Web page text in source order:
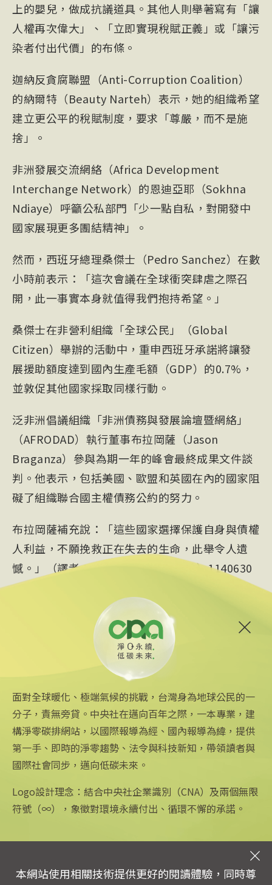
上的嬰兒，做成抗議道具。其他人則舉著寫有「讓
人權再次偉大」、「立即實現稅賦正義」或「讓污
染者付出代價」的布條。
迦納反貪腐聯盟（Anti-Corruption Coalition）
的納爾特（Beauty Narteh）表示，她的組織希望
建立更公平的稅賦制度，要求「尊嚴，而不是施
捨」。
非洲發展交流網絡（Africa Development
Interchange Network）的恩迪亞耶（Sokhna
Ndiaye）呼籲公私部門「少一點自私，對開發中
國家展現更多團結精神」。
然而，西班牙總理桑傑士（Pedro Sanchez）在數
小時前表示：「這次會議在全球衝突肆虐之際召
開，此一事實本身就值得我們抱持希望。」
桑傑士在非營利組織「全球公民」（Global
Citizen）舉辦的活動中，重申西班牙承諾將讓發
展援助額度達到國內生產毛額（GDP）的0.7%，
並敦促其他國家採取同樣行動。
泛非洲倡議組織「非洲債務與發展論壇暨網絡」
（AFRODAD）執行董事布拉岡薩（Jason
Braganza）參與為期一年的峰會最終成果文件談
判。他表示，包括美國、歐盟和英國在內的國家阻
礙了組織聯合國主權債務公約的努力。
布拉岡薩補充說：「這些國家選擇保護自身與債權
人利益，不願挽救正在失去的生命，此舉令人遺
憾。」（譯者：屈享平/核稿：劉文瑜）1140630
西班牙
非洲
綠色和平 歐盟
專線：0800-256-688 | 信箱：services@mail.cna.com.tw
中央社網站
中央通訊社
Focus Taiwan
フォーカス台湾
關注更多
友善連結
Android app 下載
公司簡介
企業識別
公開資訊
面對全球暖化、極端氣候的挑戰，台灣身為地球公民的一
分子，責無旁貸。中央社在邁向百年之際，一本專業，建
構淨零碳排網站，以國際報導為經、國內報導為緯，提供
第一手、即時的淨零趨勢、法令與科技新知，帶領讀者與
國際社會同步，邁向低碳未來。
Logo設計理念：結合中央社企業識別（CNA）及兩個無限
符號（∞），象徵對環境永續付出、循環不懈的承諾。
本網站使用相關技術提供更好的閱讀體驗，同時尊